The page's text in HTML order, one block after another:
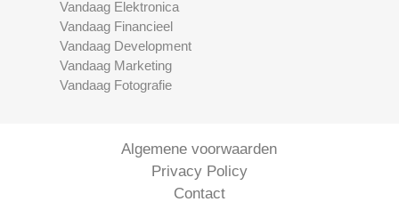
Vandaag Elektronica
Vandaag Financieel
Vandaag Development
Vandaag Marketing
Vandaag Fotografie
Algemene voorwaarden
Privacy Policy
Contact